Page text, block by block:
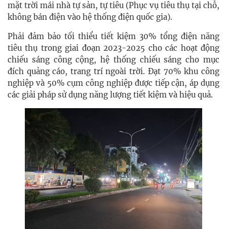
mặt trời mái nhà tự sản, tự tiêu (Phục vụ tiêu thụ tại chỗ,
không bán điện vào hệ thống điện quốc gia).
Phải đảm bảo tối thiểu tiết kiệm 30% tổng điện năng
tiêu thụ trong giai đoạn 2023-2025 cho các hoạt động
chiếu sáng công cộng, hệ thống chiếu sáng cho mục
đích quảng cáo, trang trí ngoài trời. Đạt 70% khu công
nghiệp và 50% cụm công nghiệp được tiếp cận, áp dụng
các giải pháp sử dụng năng lượng tiết kiệm và hiệu quả.